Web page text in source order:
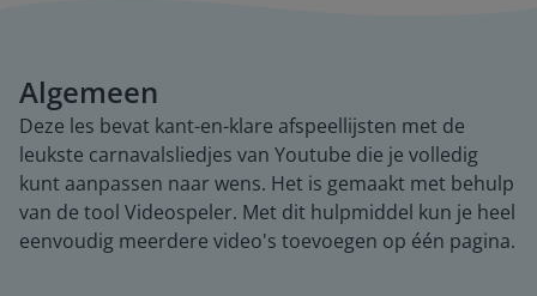
Algemeen
Deze les bevat kant-en-klare afspeellijsten met de
leukste carnavalsliedjes van Youtube die je volledig
kunt aanpassen naar wens. Het is gemaakt met behulp
van de tool Videospeler. Met dit hulpmiddel kun je heel
eenvoudig meerdere video's toevoegen op één pagina.